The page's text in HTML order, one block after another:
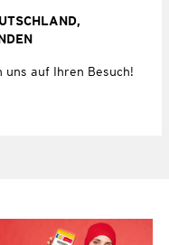
auf Ihren Besuch!